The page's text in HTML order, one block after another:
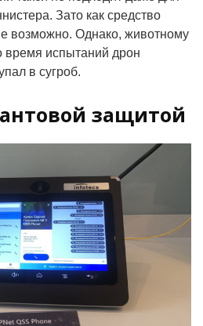
Зато как средство
возможно. Однако, животному
время испытаний дрон
в сугроб.
защитой